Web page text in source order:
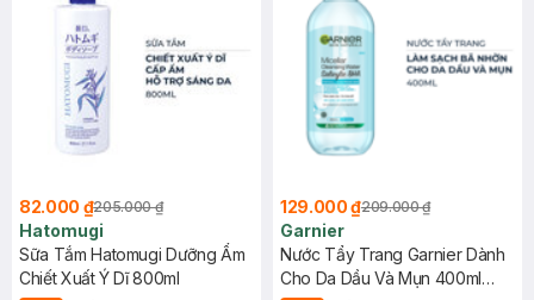
82.000 ₫205.000 ₫
Hatomugi
Sữa Tắm Hatomugi Dưỡng Ẩm
Chiết Xuất Ý Dĩ 800ml
129.000 ₫209.000 ₫
Garnier
Nước Tẩy Trang Garnier Dành
Cho Da Dầu Và Mụn 400ml